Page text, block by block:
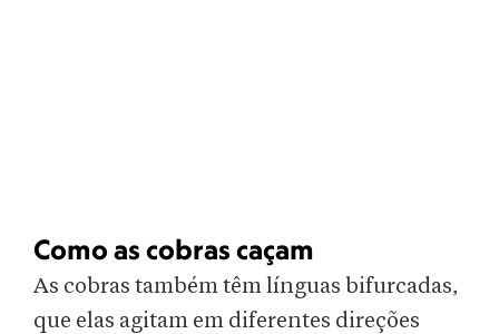
Como as cobras caçam
As cobras também têm línguas bifurcadas,
que elas agitam em diferentes direções